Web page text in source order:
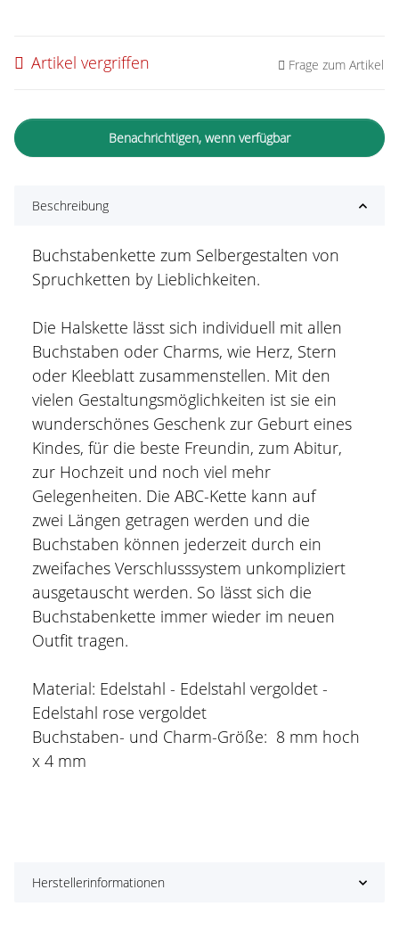
Artikel vergriffen Frage zum Artikel
Benachrichtigen, wenn verfügbar
Beschreibung
Buchstabenkette zum Selbergestalten von
Spruchketten by Lieblichkeiten.
Die Halskette lässt sich individuell mit allen
Buchstaben oder Charms, wie Herz, Stern
oder Kleeblatt zusammenstellen. Mit den
vielen Gestaltungsmöglichkeiten ist sie ein
wunderschönes Geschenk zur Geburt eines
Kindes, für die beste Freundin, zum Abitur,
zur Hochzeit und noch viel mehr
Gelegenheiten. Die ABC-Kette kann auf
zwei Längen getragen werden und die
Buchstaben können jederzeit durch ein
zweifaches Verschlusssystem unkompliziert
ausgetauscht werden. So lässt sich die
Buchstabenkette immer wieder im neuen
Outfit tragen.
Material: Edelstahl - Edelstahl vergoldet -
Edelstahl rose vergoldet
Buchstaben- und Charm-Größe: 8 mm hoch
x 4 mm
Herstellerinformationen